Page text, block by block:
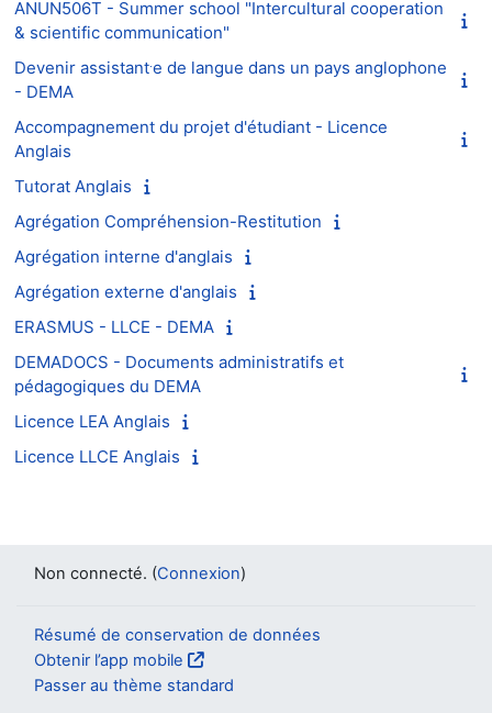
ANUN506T - Summer school "Intercultural cooperation
& scientific communication"
Devenir assistant⸱e de langue dans un pays anglophone
- DEMA
Accompagnement du projet d'étudiant - Licence
Anglais
Tutorat Anglais
Agrégation Compréhension-Restitution
Agrégation interne d'anglais
Agrégation externe d'anglais
ERASMUS - LLCE - DEMA
DEMADOCS - Documents administratifs et
pédagogiques du DEMA
Licence LEA Anglais
Licence LLCE Anglais
Non connecté. (Connexion)
Résumé de conservation de données
Obtenir l’app mobile
Passer au thème standard